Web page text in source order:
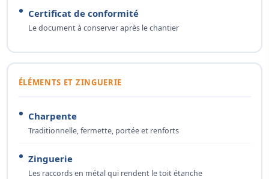
Certificat de conformité
Le document à conserver après le chantier
ÉLÉMENTS ET ZINGUERIE
Charpente
Traditionnelle, fermette, portée et renforts
Zinguerie
Les raccords en métal qui rendent le toit étanche